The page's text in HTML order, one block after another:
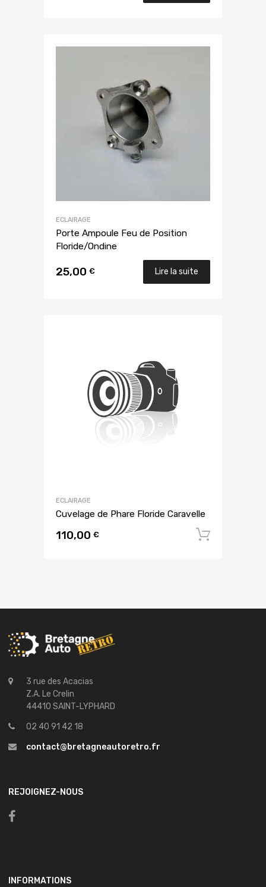
ECLAIRAGE
Porte Ampoule Feu de Position
Floride/Ondine
25,00 € Lire la suite
ECLAIRAGE
Cuvelage de Phare Floride Caravelle
110,00 €
3 rue des Acacias
Z.A. Le Crelin
44410 SAINT-LYPHARD
02 40 91 42 18
contact@bretagneautoretro.fr
REJOIGNEZ-NOUS
INFORMATIONS